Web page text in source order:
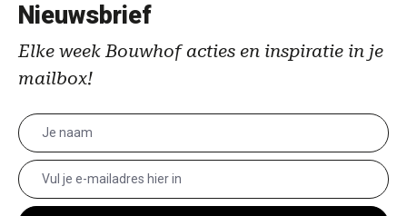
Nieuwsbrief
Elke week Bouwhof acties en inspiratie in je
mailbox!